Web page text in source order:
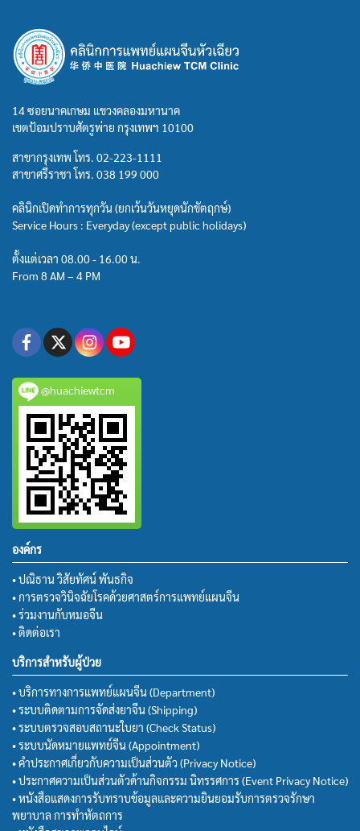
14 ซอยนาคเกษม แขวงคลองมหานาค
เขตป้อมปราบศัตรูพ่าย กรุงเทพฯ 10100
สาขากรุงเทพ โทร. 02-223-1111
สาขาศรีราชา โทร. 038 199 000
คลินิกเปิดทำการทุกวัน (ยกเว้นวันหยุดนักขัตฤกษ์)
Service Hours : Everyday (except public holidays)
ตั้งแต่เวลา 08.00 - 16.00 น.
From 8 AM – 4 PM
@huachiewtcm
องค์กร
• ปณิธาน วิสัยทัศน์ พันธกิจ
• การตรวจวินิจฉัยโรคด้วยศาสตร์การแพทย์แผนจีน
• ร่วมงานกับหมอจีน
• ติดต่อเรา
บริการสำหรับผู้ป่วย
• บริการทางการแพทย์แผนจีน (Department)
• ระบบติดตามการจัดส่งยาจีน (Shipping)
• ระบบตรวจสอบสถานะใบยา (Check Status)
• ระบบนัดหมายแพทย์จีน (Appointment)
• คำประกาศเกี่ยวกับความเป็นส่วนตัว (Privacy Notice)
• ประกาศความเป็นส่วนตัวด้านกิจกรรม นิทรรศการ (Event Privacy Notice)
• หนังสือแสดงการรับทราบข้อมูลและความยินยอมรับการตรวจรักษา
พยาบาล การทำหัตถการ